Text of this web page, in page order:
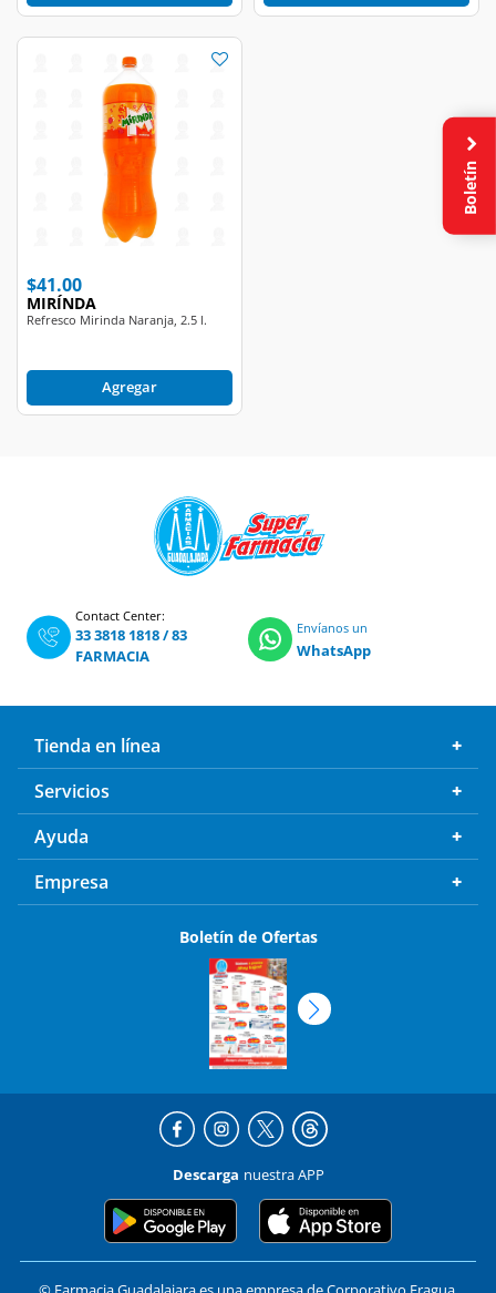
$41.00
MIRÍNDA
Refresco Mirinda Naranja, 2.5 l.
Agregar
Contact Center:
33 3818 1818/83
FARMACIA
Envíanos un
WhatsApp
Tienda en línea
Servicios
Ayuda
Empresa
Boletín de Ofertas
Descarga nuestra APP
Boletín